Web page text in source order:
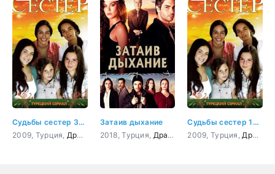
Судьбы сестер 38 серия
2009, Турция, Драма
Затаив дыхание
2018, Турция, Драма криминал,Боевик,
Судьбы сестер 103 серия
2009, Турция, Драма